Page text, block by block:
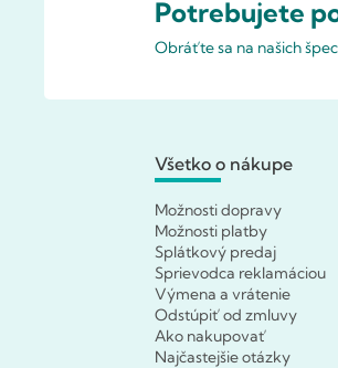
Potrebujete
Obráťte sa na našich
Všetko o nákupe
Možnosti dopravy
Možnosti platby
Splátkový predaj
Sprievodca reklamáciou
Výmena a vrátenie
Odstúpiť od zmluvy
Ako nakupovať
Najčastejšie otázky